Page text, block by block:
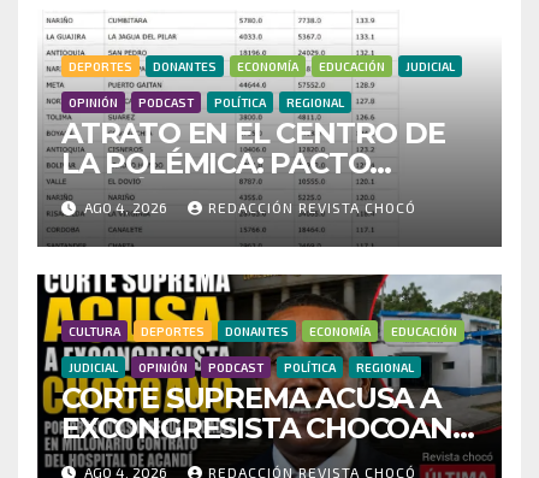
DEPORTES DONANTES ECONOMÍA EDUCACIÓN JUDICIAL
OPINIÓN PODCAST POLÍTICA REGIONAL
ATRATO EN EL CENTRO DE
LA POLÉMICA: PACTO
HISTÓRICO CUESTIONA
CENSO ELECTORAL Y PIDE
INVESTIGAR PRESUNTO
FRAUDE
AGO 4, 2026 REDACCIÓN REVISTA CHOCÓ
CULTURA DEPORTES DONANTES ECONOMÍA EDUCACIÓN
JUDICIAL OPINIÓN PODCAST POLÍTICA REGIONAL
CORTE SUPREMA ACUSA A
EXCONGRESISTA CHOCOANO
POR PRESUNTAS
AGO 4, 2026 REDACCIÓN REVISTA CHOCÓ